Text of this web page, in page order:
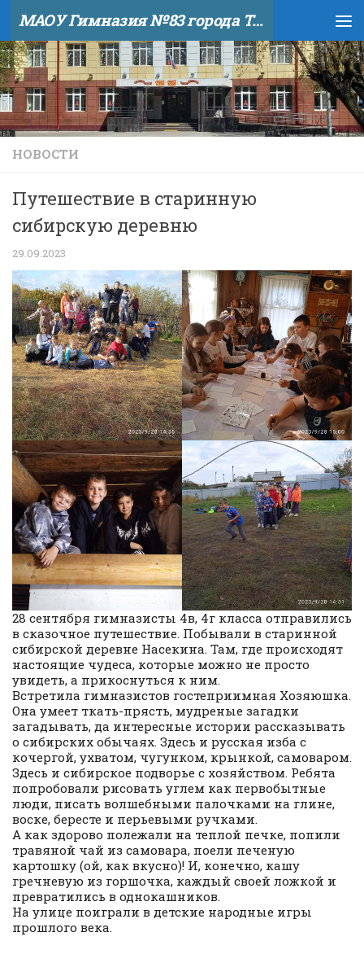
Skip to content МАОУ Гимназия №83 города Тюмени
НОВОСТИ
Путешествие в старинную
сибирскую деревню
29.09.2023
28 сентября гимназисты 4в, 4г класса отправились
в сказочное путешествие. Побывали в старинной
сибирской деревне Насекина. Там, где происходят
настоящие чудеса, которые можно не просто
увидеть, а прикоснуться к ним.
Встретила гимназистов гостеприимная Хозяюшка.
Она умеет ткать-прясть, мудреные загадки
загадывать, да интересные истории рассказывать
о сибирских обычаях. Здесь и русская изба с
кочергой, ухватом, чугунком, крынкой, самоваром.
Здесь и сибирское подворье с хозяйством. Ребята
попробовали рисовать углем как первобытные
люди, писать волшебными палочками на глине,
воске, бересте и перьевыми ручками.
А как здорово полежали на теплой печке, попили
травяной чай из самовара, поели печеную
картошку (ой, как вкусно)! И, конечно, кашу
гречневую из горшочка, каждый своей ложкой и
превратились в однокашников.
На улице поиграли в детские народные игры
прошлого века.